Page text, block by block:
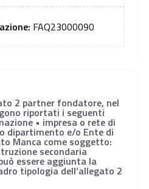
FAQ23000090
2 partner fondatore, nel
riportati i seguenti
• impresa o rete di
dipartimento e/o Ente di
Manca come soggetto:
secondaria
essere aggiunta la
tipologia dell’allegato 2